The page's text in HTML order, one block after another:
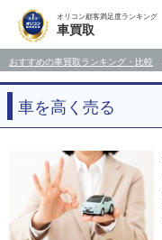
オリコン顧客満足度ランキング
車買取
おすすめの車買取ランキング・比較
車を高く売る